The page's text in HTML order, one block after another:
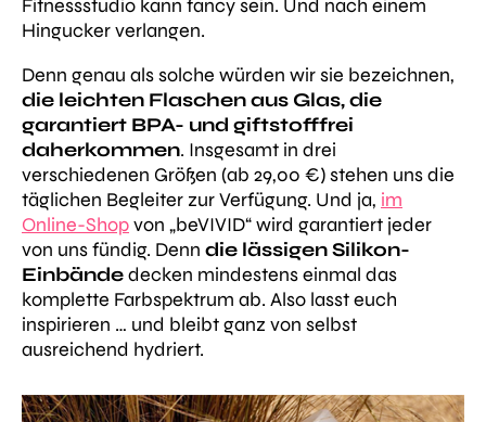
Fitnessstudio kann fancy sein. Und nach einem
Hingucker verlangen.
Denn genau als solche würden wir sie bezeichnen,
die leichten Flaschen aus Glas, die
garantiert BPA- und giftstofffrei
daherkommen. Insgesamt in drei
verschiedenen Größen (ab 29,00 €) stehen uns die
täglichen Begleiter zur Verfügung. Und ja, im
Online-Shopvon „beVIVID“ wird garantiert jeder
von uns fündig. Denn die lässigen Silikon-
Einbändedecken mindestens einmal das
komplette Farbspektrum ab. Also lasst euch
inspirieren … und bleibt ganz von selbst
ausreichend hydriert.